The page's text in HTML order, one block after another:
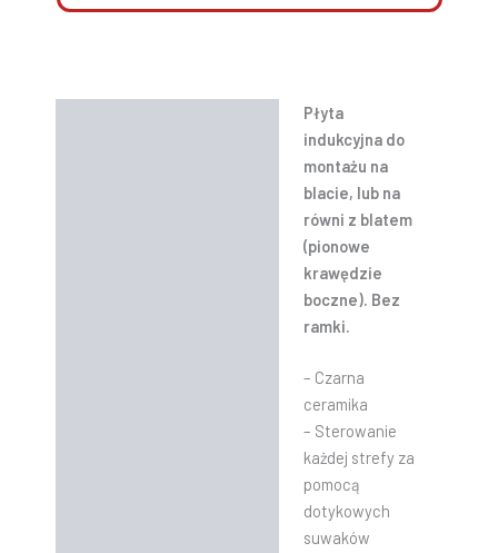
Płyta
indukcyjna do
montażu na
blacie, lub na
równi z blatem
(pionowe
krawędzie
boczne). Bez
ramki.
– Czarna
ceramika
– Sterowanie
każdej strefy za
pomocą
dotykowych
suwaków